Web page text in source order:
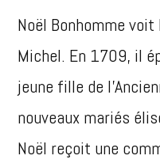
Noël Bonhomme
Michel. En 1709, il
jeune fille de
nouveaux mariés
Noël reçoit une